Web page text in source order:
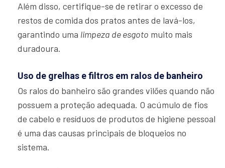
Além disso, certifique-se de retirar o excesso de
restos de comida dos pratos antes de lavá-los,
garantindo uma limpeza de esgoto muito mais
duradoura.
Uso de grelhas e filtros em ralos de banheiro
Os ralos do banheiro são grandes vilões quando não
possuem a proteção adequada. O acúmulo de fios
de cabelo e resíduos de produtos de higiene pessoal
é uma das causas principais de bloqueios no
sistema.